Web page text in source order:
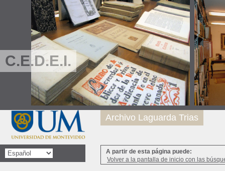
C.E.D.E.I.
A partir de esta página puede:
Volver a la pantalla de inicio con las
Archivo Laguarda Trias